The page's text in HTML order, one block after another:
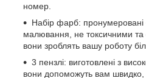
номер.
Набір фарб:
малювання, не токсичними та
вони зроблять вашу роботу
3 пензлі: виготовлені з
вони допоможуть вам швидко,